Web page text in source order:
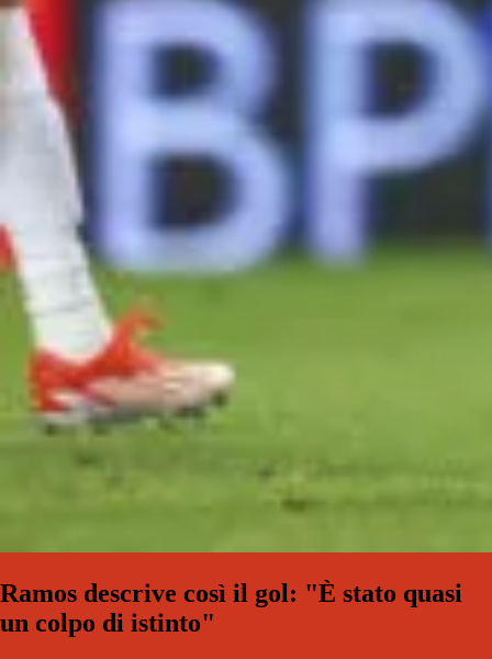
Ramos descrive così il gol: "È stato quasi
un colpo di istinto"